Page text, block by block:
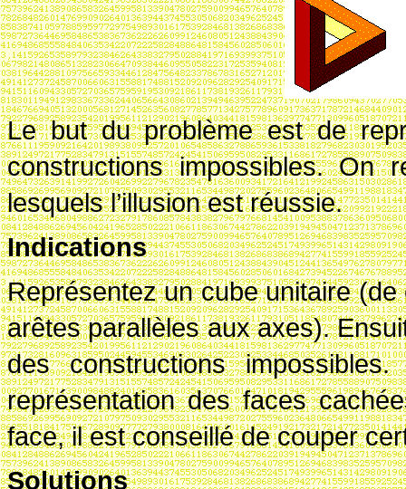
Le but du problème est de
constructions impossibles. On
lesquels l’illusion est réussie.
Indications
Représentez un cube unitaire
arêtes parallèles aux axes).
des constructions
représentation des faces
face, il est conseillé de couper
Solutions